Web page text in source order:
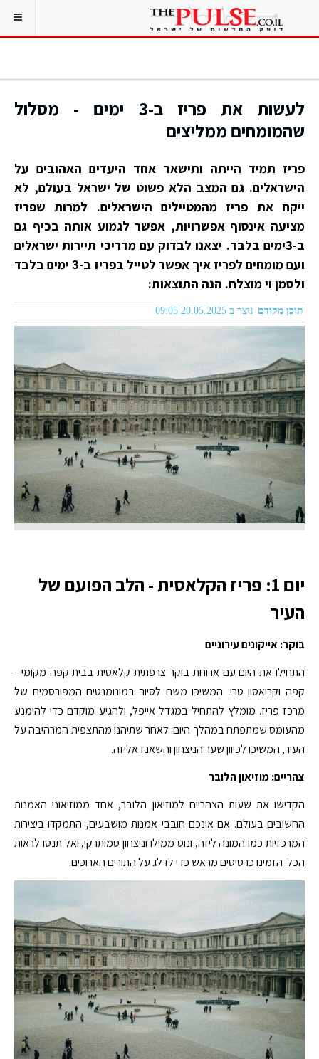
לעשות את פריז ב-3 ימים - מסלול
שהמומחים ממליצים
פריז תמיד הייתה ותישאר אחד היעדים האהובים על
הישראלים. גם המצב הלא פשוט של ישראל בעולם, לא
ייקח את פריז מהמטיילים הישראלים. למרות שפריז
מציעה אינסוף אפשרויות, אפשר לגמוע אותה בכיף גם
ב-3ימים בלבד. יצאנו לבדוק עם מדריכי תיירות ישראלים
ועם מומחים לפריז איך אפשר לטייל בפריז ב-3 ימים בלבד
ולסמן וי מוצלח. הנה התוצאות:
תוכן מקודם נוצר ב 20.05.2025 09:05
יום 1: פריז הקלאסית - הלב הפועם של
העיר
בוקר: אייקונים עירוניים
התחילו את היום עם ארוחת בוקר צרפתית קלאסית בבית קפה מקומי -
קפה וקרואסון טרי. המשיכו משם לסיור במונומנטים המפורסמים של
מרכז פריז. מומלץ להתחיל במגדל אייפל, ולהגיע מוקדם כדי להימנע
מהעומס שמתפתח במהלך היום. לאחר שתיהנו מהתצפית המרהיבה על
העיר, המשיכו לכיוון שער הניצחון והשאנז אליזה.
צהריים: מוזיאון הלובר
הקדישו את שעות הצהריים למוזיאון הלובר, אחד ממוזיאוני האמנות
החשובים בעולם. אם אינכם חובבי אמנות מושבעים, התמקדו ביצירות
המרכזיות כמו המונה ליזה, ונוס ממילו וניצחון סמותרקי, ואל תנסו לראות
הכל. הזמינו כרטיסים מראש כדי לדלג על התורים הארוכים.